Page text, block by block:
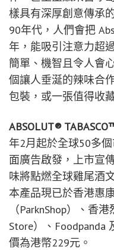
樣具有深厚創意傳承
90年代，人們會把
年，能吸引注意力超
簡單、機智且令人會
個讓人垂涎的辣味合
包裝，或一張值得收
ABSOLUT®
年2月起於全球50多
面廣告啟發，上市宣
味將點燃全球雞尾酒
本產品現已於香港惠
（ParknShop）、香
Store）、Foodpanda
價為港幣229元。